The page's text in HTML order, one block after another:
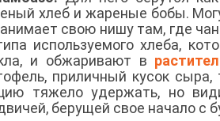
хлеб и жареные бобы.
свою нишу там, где
используемого хлеба,
и обжаривают в
приличный кусок
тяжело удержать, но
берущей свое начало с